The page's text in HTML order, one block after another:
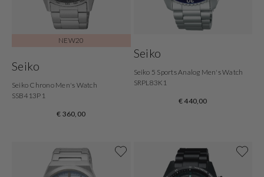
NEW20
Seiko
Seiko Chrono Men's Watch
SSB413P1
€ 360,00
Seiko
Seiko 5 Sports Analog Men's Watch
SRPL83K1
€ 440,00